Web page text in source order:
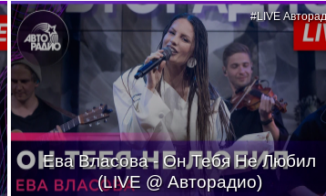
Ева Власова - Он Тебя Не Любил
(LIVE @ Авторадио)
#LIVE